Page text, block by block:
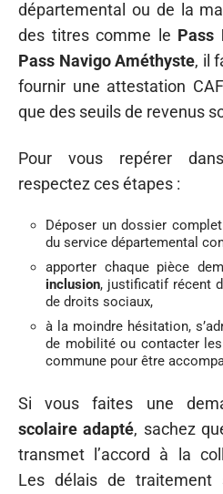
départemental ou de la
des titres comme le Pass
Pass Navigo Améthyste, il
fournir une attestation
que des seuils de revenus
Pour vous repérer
respectez ces étapes :
Déposer un dossier
du service départemental
apporter chaque pièce
inclusion, justificatif récent
de droits sociaux,
à la moindre hésitation,
de mobilité ou contacter
commune pour être
Si vous faites une
scolaire adapté, sachez
transmet l’accord à la
Les délais de traitement